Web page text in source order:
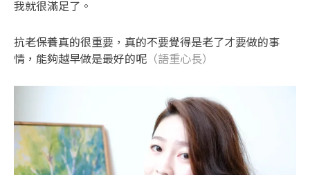
我就很滿足了。
抗老保養真的很重要，真的不要覺得是老了才要做的事
情，能夠越早做是最好的呢 （語重心長）